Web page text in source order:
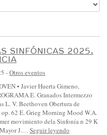
SINFÓNICAS 2025.
-Otros eventos
• Javier Huerta Gimeno,
E. Granados Intermezzo
L. V. Beethoven Obertura de
62 E. Grieg Morning Mood W.A.
movimiento dela Sinfonía n 29 K
J.… Seguir leyendo